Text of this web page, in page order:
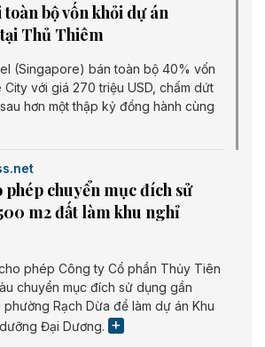
bộ vốn khỏi dự án
Thủ Thiêm
(Singapore) bán toàn bộ 40% vốn
City với giá 270 triệu USD, chấm dứt
hơn một thập kỷ đồng hành cùng
phép chuyển mục đích sử
m2 đất làm khu nghỉ
phép Công ty Cổ phần Thủy Tiên
chuyển mục đích sử dụng gần
Rạch Dừa để làm dự án Khu
Đại Dương.